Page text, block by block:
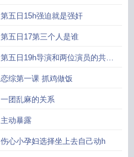
口
第五日15h强迫就是强奸
第五日17第三个人是谁
第五日19h导演和两位演员的共同
演
恋综第一课 抓鸡做饭
一团乱麻的关系
主动暴露
伤心小孕妇选择坐上去自己动h